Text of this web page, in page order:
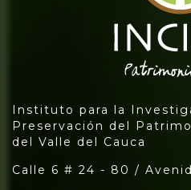
Instituto para la
Preservación del
del Valle del Cauca
Calle 6 # 24 - 80 /